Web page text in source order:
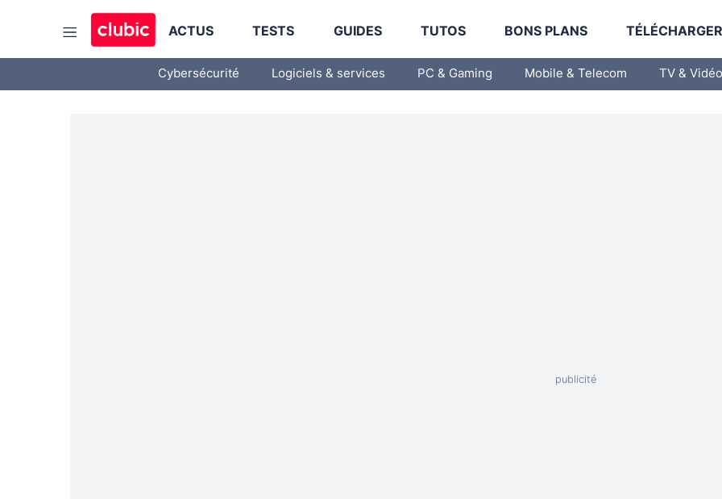
ACTUS TESTS GUIDES TUTOS BONS PLANS
Cybersécurité Logiciels & services PC & Gaming Mobile & Telecom TV & Vidéo